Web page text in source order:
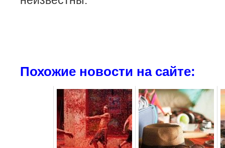
Похожие новости на сайте: